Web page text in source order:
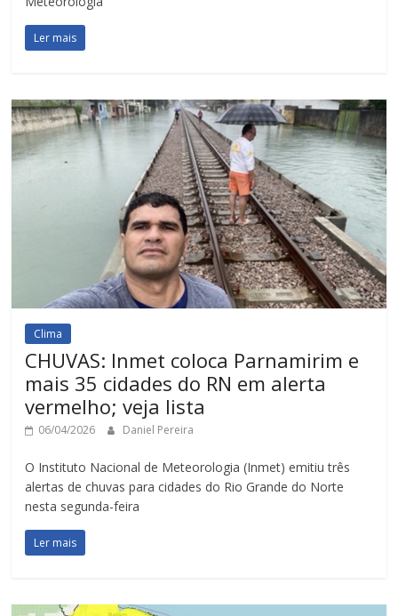
Ler mais
Clima
CHUVAS: Inmet coloca Parnamirim e
mais 35 cidades do RN em alerta
vermelho; veja lista
06/04/2026 Daniel Pereira
O Instituto Nacional de Meteorologia (Inmet) emitiu três
alertas de chuvas para cidades do Rio Grande do Norte
nesta segunda-feira
Ler mais